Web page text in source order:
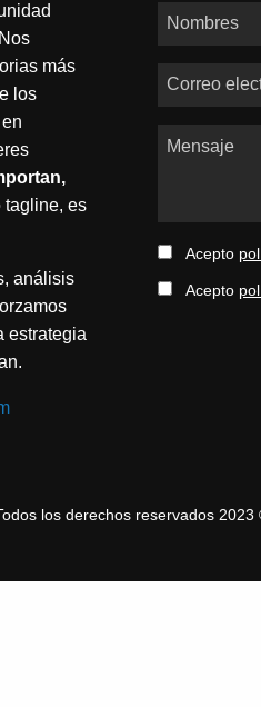
más
los
tagline, es
análisis
estrategia
Nombres
Correo
Mensaje
Acepto
Acepto
los derechos reservados 2023